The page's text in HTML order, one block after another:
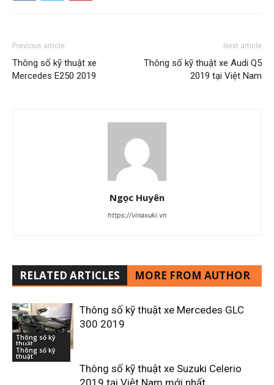
Previous article
Thông số kỹ thuật xe
Mercedes E250 2019
Next article
Thông số kỹ thuật xe Audi Q5
2019 tại Việt Nam
Ngọc Huyên
https://vinaxuki.vn
RELATED ARTICLES MORE FROM AUTHOR
Thông số kỹ
thuật
Thông số kỹ thuật xe Mercedes GLC
300 2019
Thông số kỹ
thuật
Thông số kỹ thuật xe Suzuki Celerio
2019 tại Việt Nam mới nhất